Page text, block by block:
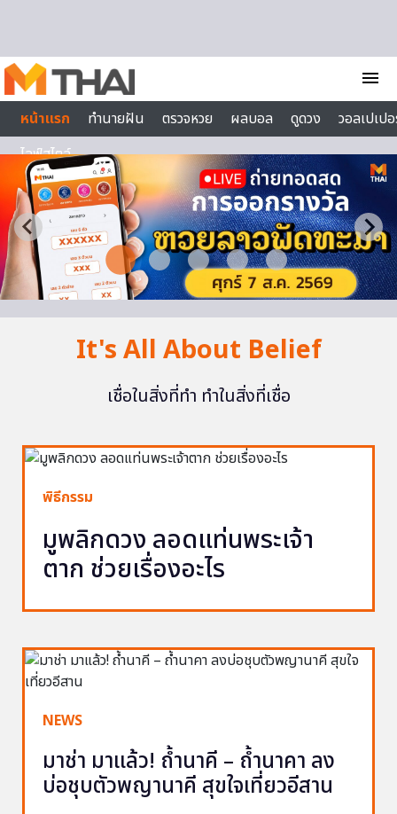
menu
หน้าแรก
ทำนายฝัน ตรวจหวย ผลบอล ดูดวง
วอลเปเป
ไลฟ์สไตล์
It's All About Belief
เชื่อในสิ่งที่ทำ ทำในสิ่งที่เชื่อ
พิธีกรรม
มูพลิกดวง ลอดแท่นพระเจ้า
ตาก ช่วยเรื่องอะไร
NEWS
มาช่า มาแล้ว! ถ้ำนาคี – ถ้ำนาคา ลง
บ่อชุบตัวพญานาคี สุขใจเที่ยวอีสาน